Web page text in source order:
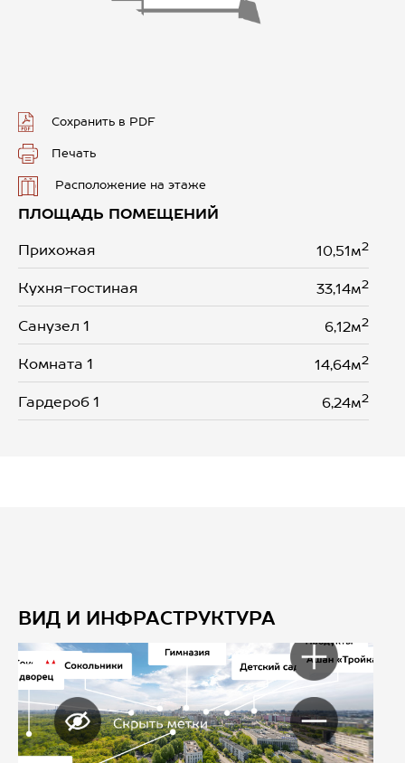
Сохранить в PDF
Печать
Расположение на этаже
ПЛОЩАДЬ ПОМЕЩЕНИЙ
Прихожая 10,51м2
Кухня-гостиная 33,14м2
Санузел 1 6,12м2
Комната 1 14,64м2
Гардероб 1 6,24м2
ВИД И ИНФРАСТРУКТУРА